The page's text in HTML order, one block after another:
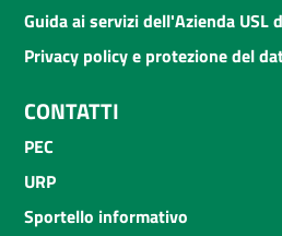
Guida ai servizi dell'Azienda USL
Privacy policy e protezione del
CONTATTI
PEC
URP
Sportello informativo